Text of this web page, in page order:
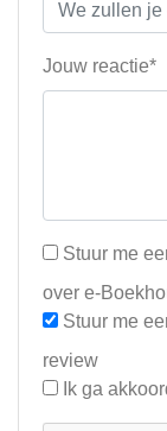
Jouw reactie*
Stuur me
over e-
Stuur me
review
Ik ga